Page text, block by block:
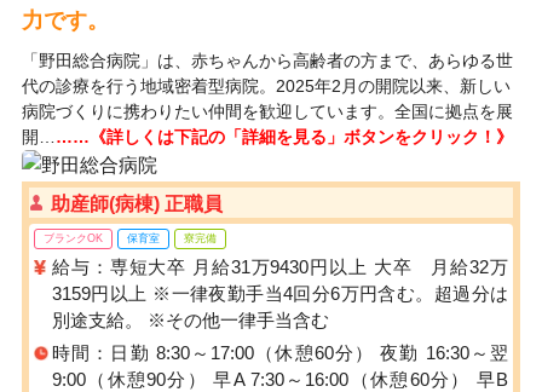
力です。
「野田総合病院」は、赤ちゃんから高齢者の方まで、あらゆる世
代の診療を行う地域密着型病院。2025年2月の開院以来、新しい
病院づくりに携わりたい仲間を歓迎しています。全国に拠点を展
開… ……《詳しくは下記の「詳細を見る」ボタンをクリック！》
助産師(病棟) 正職員
ブランクOK 保育室 寮完備
給与：専短大卒 月給31万9430円以上 大卒 月給32万
3159円以上 ※一律夜勤手当4回分6万円含む。超過分は
別途支給。 ※その他一律手当含む
時間：日勤 8:30～17:00（休憩60分） 夜勤 16:30～翌
9:00（休憩90分） 早A 7:30～16:00（休憩60分） 早B